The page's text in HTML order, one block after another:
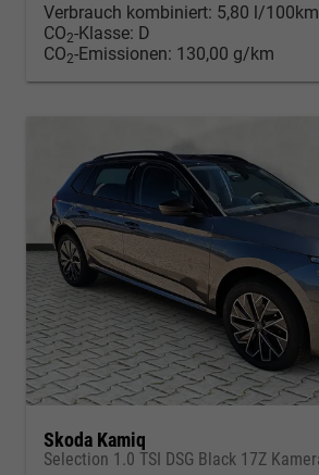
Verbrauch kombiniert: 5,80 l/100km
CO2-Klasse: D
CO2-Emissionen: 130,00 g/km
Skoda Kamiq
Selection 1.0 TSI DSG Black 17Z